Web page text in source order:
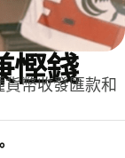
慳錢
幣收發匯款和